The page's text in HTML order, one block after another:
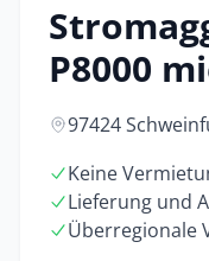
P8000
97424
Keine
Lieferung und
Überregionale